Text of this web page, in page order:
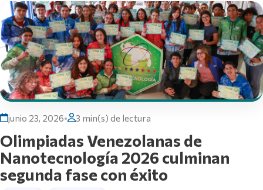
junio 23, 2026• 3 min(s) de lectura
Olimpiadas Venezolanas de
Nanotecnología 2026 culminan
segunda fase con éxito